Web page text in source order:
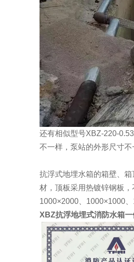
还有相似型号XBZ-220-
不一样，泵站的外形尺寸不
抗浮式地埋水箱的箱壁、
材，顶板采用热镀锌钢板
1000×2000、1000×1000
XBZ抗浮地埋式消防水箱